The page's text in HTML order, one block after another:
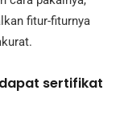
fitur-fiturnya
sertifikat